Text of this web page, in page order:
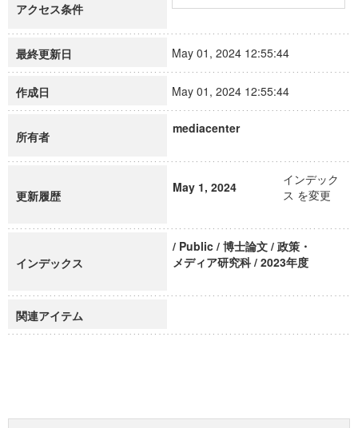
アクセス条件
最終更新日 May 01, 2024 12:55:44
作成日 May 01, 2024 12:55:44
所有者
mediacenter
更新履歴
May 1, 2024
インデック
ス を変更
インデックス
/ Public / 博士論文 / 政策・
メディア研究科 / 2023年度
関連アイテム